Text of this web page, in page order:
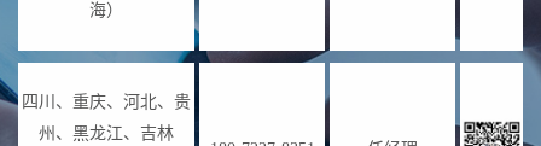
海）
四川、重庆、河北、贵
州、黑龙江、吉林